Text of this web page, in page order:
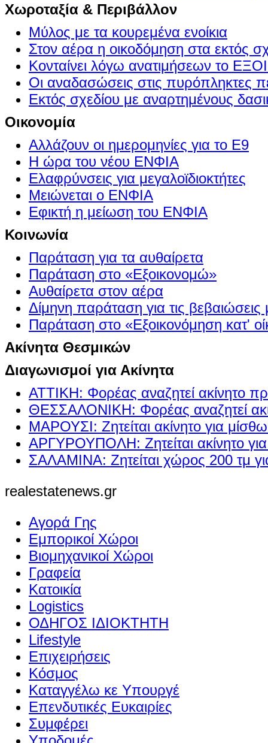
Χωροταξία & Περιβάλλον
Μύλος με τα κουρεμένα ενοίκια
Στον αέρα η οικοδόμηση στα εκτός
Κονταίνει λόγω ανατιμήσεων το
Οι αναδασώσεις στις πυρόπληκτες
Εκτός σχεδίου με αναρτημένους
Οικονομία
Αλλάζουν οι ημερομηνίες για το Ε9
Η ώρα του νέου ΕΝΦΙΑ
Ελαφρύνσεις για μεγαλοϊδιοκτήτες
Μειώνεται ο ΕΝΦΙΑ
Εφικτή η μείωση του ΕΝΦΙΑ
Κοινωνία
Παράταση για τα αυθαίρετα
Παράταση στο «Εξοικονομώ»
Αυθαίρετα στον αέρα
Δίμηνη παράταση για τις βεβαιώσεις
Παράταση στο «Εξοικονόμηση κατ'
Ακίνητα Θεσμικών
Διαγωνισμοί για Ακίνητα
ΑΤΤΙΚΗ: Φορέας αναζητεί ακίνητο
ΘΕΣΣΑΛΟΝΙΚΗ: Φορέας αναζητεί
ΜΑΡΟΥΣΙ: Ζητείται ακίνητο για
ΑΡΓΥΡΟΥΠΟΛΗ: Ζητείται ακίνητο
ΣΑΛΑΜΙΝΑ: Ζητείται χώρος 200 τμ
realestatenews.gr
Αγορά Γης
Εμπορικοί Χώροι
Βιομηχανικοί Χώροι
Γραφεία
Κατοικία
Logistics
ΟΔΗΓΟΣ ΙΔΙΟΚΤΗΤΗ
Lifestyle
Επιχειρήσεις
Κόσμος
Καταγγέλω κε Υπουργέ
Επενδυτικές Ευκαιρίες
Συμφέρει